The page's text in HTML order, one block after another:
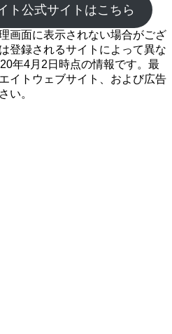
ト公式サイトはこちら
画面に表示されない場合がござ
登録されるサイトによって異な
年4月2日時点の情報です。最
イトウェブサイト、および広告
い。